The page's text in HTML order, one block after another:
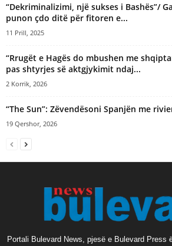
“Dekriminalizimi, një sukses i Bashës”/
punon çdo ditë për fitoren e...
11 Prill, 2025
“Rrugët e Hagës do mbushen me
pas shtyrjes së aktgjykimit ndaj...
2 Korrik, 2026
“The Sun”: Zëvendësoni Spanjën me
19 Qershor, 2026
Portali Bulevard News, pjesë e Bulevard Press